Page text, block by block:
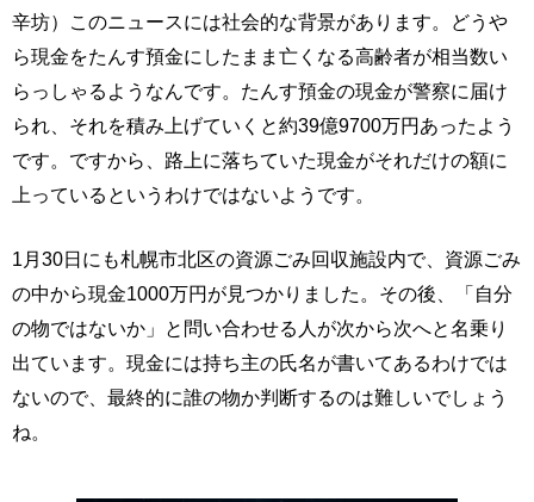
辛坊）このニュースには社会的な背景があります。どうや
ら現金をたんす預金にしたまま亡くなる高齢者が相当数い
らっしゃるようなんです。たんす預金の現金が警察に届け
られ、それを積み上げていくと約39億9700万円あったよう
です。ですから、路上に落ちていた現金がそれだけの額に
上っているというわけではないようです。
1月30日にも札幌市北区の資源ごみ回収施設内で、資源ごみ
の中から現金1000万円が見つかりました。その後、「自分
の物ではないか」と問い合わせる人が次から次へと名乗り
出ています。現金には持ち主の氏名が書いてあるわけでは
ないので、最終的に誰の物か判断するのは難しいでしょう
ね。